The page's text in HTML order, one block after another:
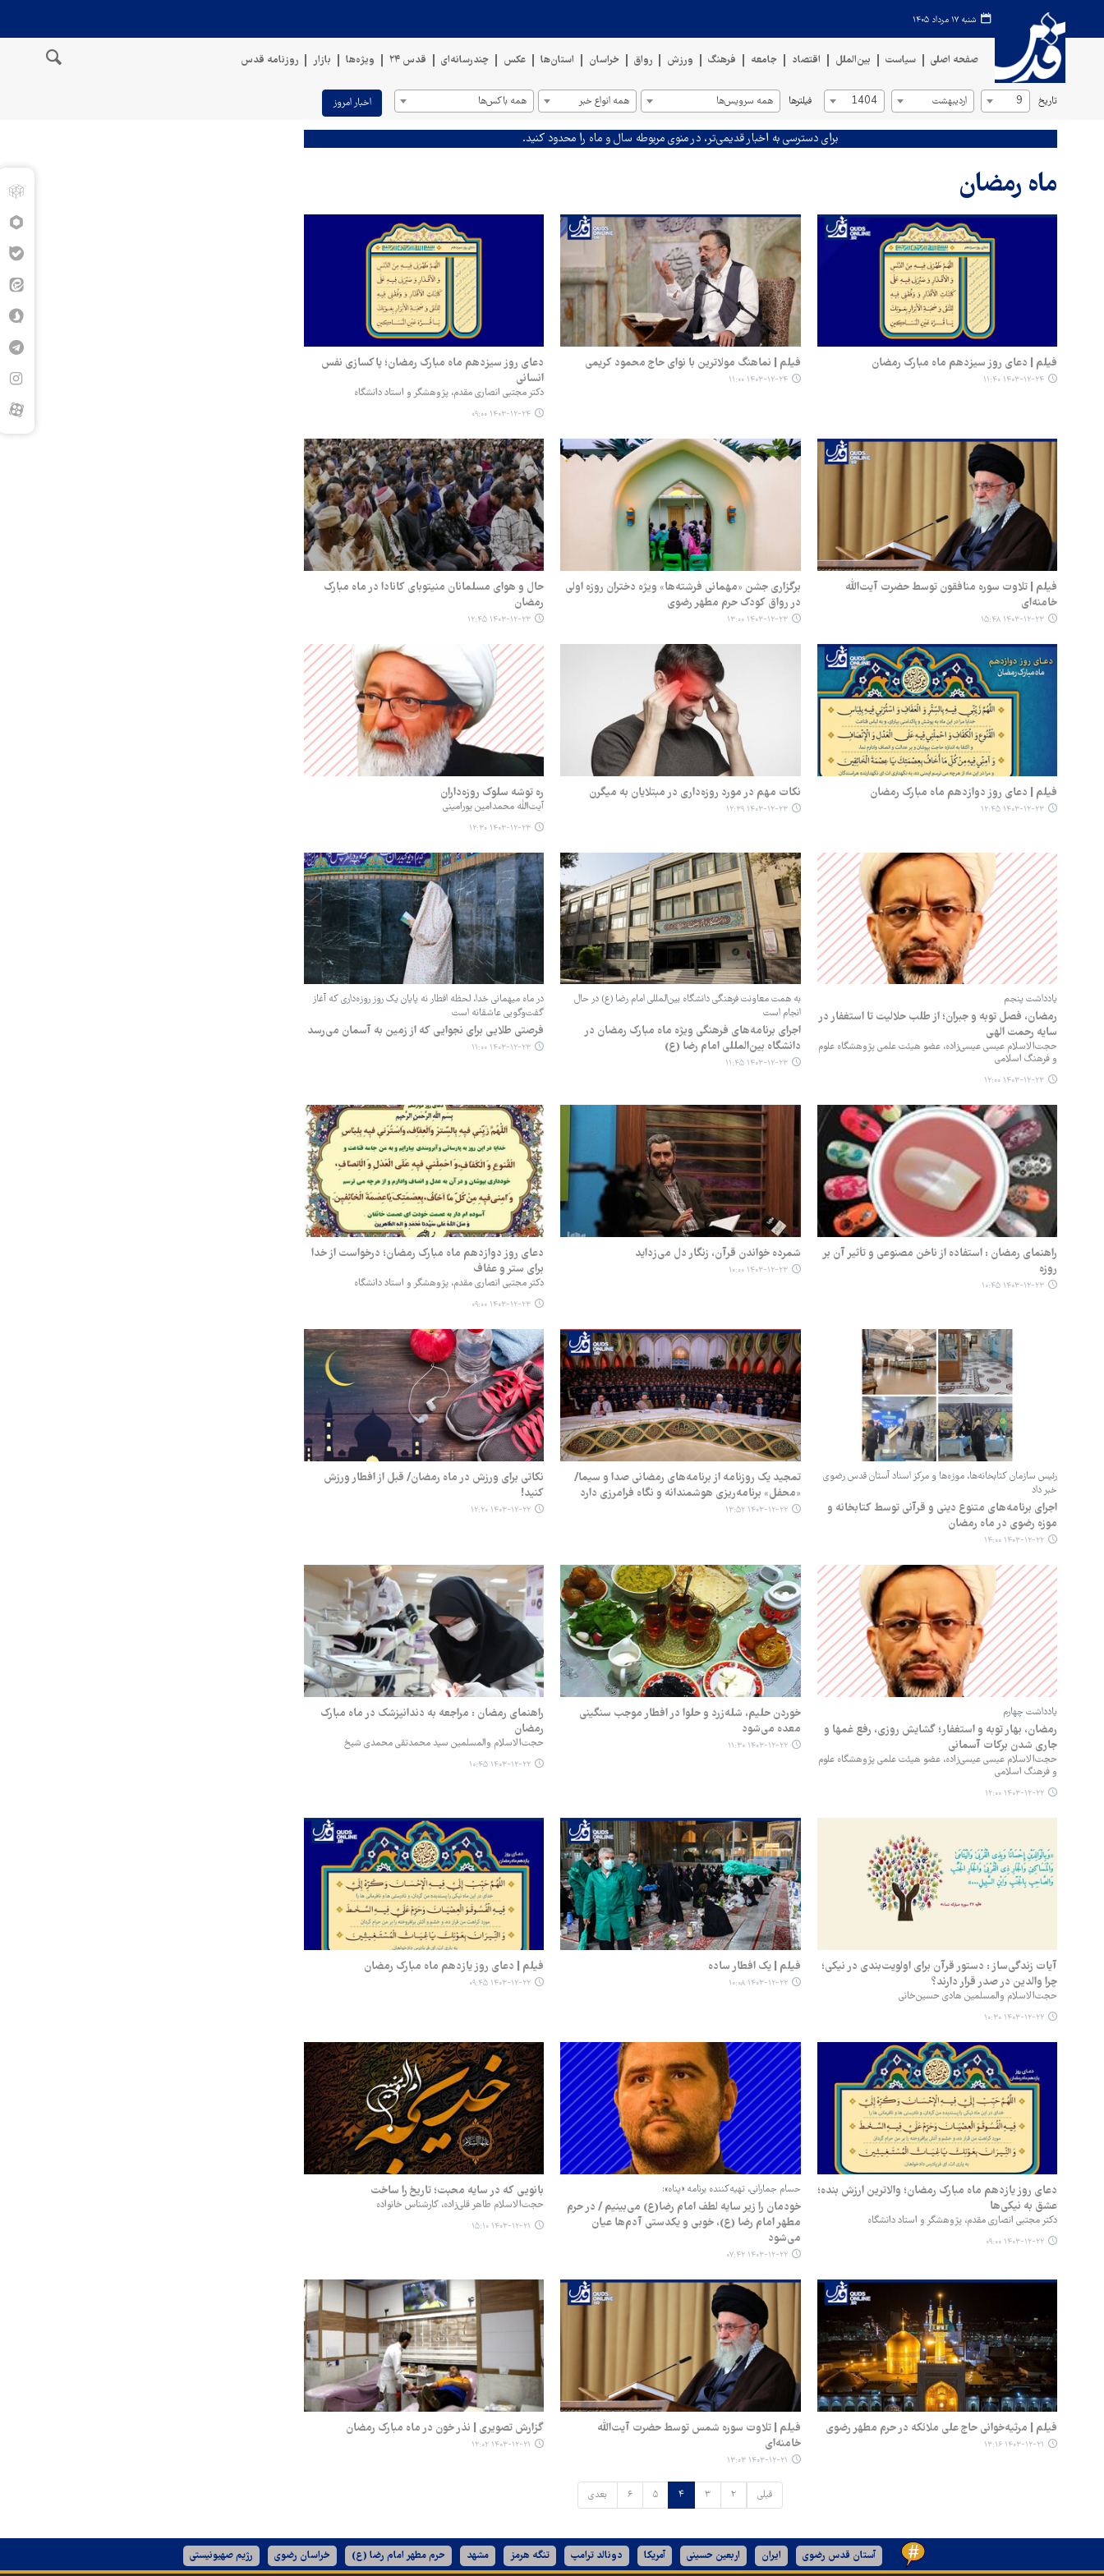
شنبه ۱۷ مرداد ۱۴۰۵
صفحه اصلی سیاست بین‌الملل اقتصاد جامعه فرهنگ ورزش رواق خراسان استان‌ها عکس چندرسانه‌ای قدس ۲۴ ویژه‌ها بازار روزنامه قدس
تاریخ 9 اردیبهشت 1404 فیلترها همه سرویس‌ها همه انواع خبر همه باکس‌ها اخبار امروز
برای دسترسی به اخبار قدیمی‌تر، در منوی مربوطه سال و ماه را محدود کنید.
ماه رمضان
فیلم | دعای روز سیزدهم ماه مبارک رمضان
۱۴۰۳-۱۲-۲۴ ۱۱:۴۰
فیلم | نماهنگ مولاترین با نوای حاج محمود کریمی
۱۴۰۳-۱۲-۲۴ ۱۱:۰۰
دعای روز سیزدهم ماه مبارک رمضان؛ پاکسازی‌ نفس‌
انسانی‌
دکتر مجتبی انصاری مقدم، پژوهشگر و استاد دانشگاه
۱۴۰۳-۱۲-۲۴ ۰۹:۰۰
فیلم | تلاوت سوره منافقون توسط حضرت آیت‌الله
خامنه‌ای
۱۴۰۳-۱۲-۲۳ ۱۵:۴۸
برگزاری جشن «مهمانی فرشته‌ها» ویژه دختران روزه اولی
در رواق کودک حرم مطهر رضوی
۱۴۰۳-۱۲-۲۳ ۱۳:۰۰
حال و هوای مسلمانان منیتوبای کانادا در ماه مبارک
رمضان
۱۴۰۳-۱۲-۲۳ ۱۲:۴۵
فیلم | دعای روز دوازدهم ماه مبارک رمضان
۱۴۰۳-۱۲-۲۳ ۱۲:۴۵
نکات مهم در مورد روزه‌داری در مبتلایان به میگرن
۱۴۰۳-۱۲-۲۳ ۱۲:۳۹
ره توشه سلوک روزه‌داران
آیت‌الله محمدامین پورامینی
۱۴۰۳-۱۲-۲۳ ۱۲:۳۰
یادداشت پنجم
رمضان، فصل توبه و جبران؛ از طلب حلالیت تا استغفار در
سایه رحمت الهی
حجت‌الاسلام عیسی عیسی‌زاده، عضو هیئت علمی پژوهشگاه علوم
و فرهنگ اسلامی
۱۴۰۳-۱۲-۲۳ ۱۲:۰۰
به همت معاونت فرهنگی دانشگاه بین‌المللی امام رضا (ع) در حال
انجام است
اجرای برنامه‌های فرهنگی ویژه ماه مبارک رمضان در
دانشگاه بین‌المللی امام رضا (ع)
۱۴۰۳-۱۲-۲۳ ۱۱:۴۵
در ماه میهمانی خدا، لحظه افطار نه پایان یک روز روزه‌داری که آغاز
گفت‌وگویی عاشقانه است
فرصتی طلایی برای نجوایی که از زمین به آسمان می‌رسد
۱۴۰۳-۱۲-۲۳ ۱۱:۰۰
راهنمای رمضان : استفاده از ناخن مصنوعی و تأثیر آن بر
روزه
۱۴۰۳-۱۲-۲۳ ۱۰:۴۵
شمرده خواندن قرآن، زنگار دل می‌زداید
۱۴۰۳-۱۲-۲۳ ۱۰:۰۰
دعای روز دوازدهم ماه مبارک رمضان؛ درخواست از خدا
برای ستر و عفاف
دکتر مجتبی انصاری مقدم، پژوهشگر و استاد دانشگاه
۱۴۰۳-۱۲-۲۳ ۰۹:۰۰
رئیس سازمان کتابخانه‌ها، موزه‌ها و مرکز اسناد آستان قدس رضوی
خبر داد
اجرای برنامه‌های متنوع دینی و قرآنی توسط کتابخانه و
موزه رضوی در ماه رمضان
۱۴۰۳-۱۲-۲۲ ۱۴:۰۰
تمجید یک روزنامه از برنامه‌های رمضانی صدا و سیما/
«محفل» برنامه‌ریزی هوشمندانه و نگاه فرامرزی دارد
۱۴۰۳-۱۲-۲۲ ۱۳:۵۲
نکاتی برای ورزش در ماه رمضان/ قبل از افطار ورزش
کنید!
۱۴۰۳-۱۲-۲۲ ۱۲:۲۰
یادداشت چهارم
رمضان، بهار توبه و استغفار؛ گشایش روزی، رفع غمها و
جاری شدن برکات آسمانی
حجت‌الاسلام عیسی عیسی‌زاده، عضو هیئت علمی پژوهشگاه علوم
و فرهنگ اسلامی
۱۴۰۳-۱۲-۲۲ ۱۲:۰۰
خوردن حلیم، شله‌زرد و حلوا در افطار موجب سنگینی
معده می‌شود
۱۴۰۳-۱۲-۲۲ ۱۱:۳۰
راهنمای رمضان : مراجعه به دندانپزشک در ماه مبارک
رمضان
حجت‌الاسلام والمسلمین سید محمدتقی محمدی شیخ
۱۴۰۳-۱۲-۲۲ ۱۰:۴۵
آیات زندگی‌ساز : دستور قرآن برای اولویت‌بندی در نیکی؛
چرا والدین در صدر قرار دارند؟
حجت‌الاسلام والمسلمین هادی حسین‌خانی
۱۴۰۳-۱۲-۲۲ ۱۰:۳۰
فیلم | یک افطار ساده
۱۴۰۳-۱۲-۲۲ ۱۰:۰۸
فیلم | دعای روز یازدهم ماه مبارک رمضان
۱۴۰۳-۱۲-۲۲ ۰۹:۴۵
دعای روز یازدهم ماه مبارک رمضان؛ والاترین ارزش بنده؛
عشق به نیکی‌ها
دکتر مجتبی انصاری مقدم، پژوهشگر و استاد دانشگاه
۱۴۰۳-۱۲-۲۲ ۰۹:۰۰
حسام جمارانی، تهیه‌کننده برنامه «پناه»:
خودمان را زیر سایه لطف امام رضا(ع) می‌بینیم / در حرم
مطهر امام رضا (ع)، خوبی و یکدستی آدم‌ها عیان
می‌شود
۱۴۰۳-۱۲-۲۲ ۰۷:۴۲
بانویی که در سایه محبت؛ تاریخ را ساخت
حجت‌الاسلام طاهر قلی‌زاده، کارشناس خانواده
۱۴۰۳-۱۲-۲۱ ۱۵:۱۰
فیلم | مرثیه‌خوانی حاج علی ملائکه در حرم مطهر رضوی
۱۴۰۳-۱۲-۲۱ ۱۳:۱۶
فیلم | تلاوت سوره شمس توسط حضرت آیت‌الله
خامنه‌ای
۱۴۰۳-۱۲-۲۱ ۱۳:۰۳
گزارش تصویری | نذر خون در ماه مبارک رمضان
۱۴۰۳-۱۲-۲۱ ۱۲:۰۲
قبلی ۲ ۳ ۴ ۵ ۶ بعدی
آستان قدس رضوی ایران اربعین حسینی آمریکا دونالد ترامپ تنگه هرمز مشهد حرم مطهر امام رضا (ع) خراسان رضوی رژیم صهیونیستی